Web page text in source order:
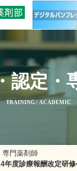
認定・
TRAINING / ACADEMIC
専門薬剤師
年度診療報酬改定研